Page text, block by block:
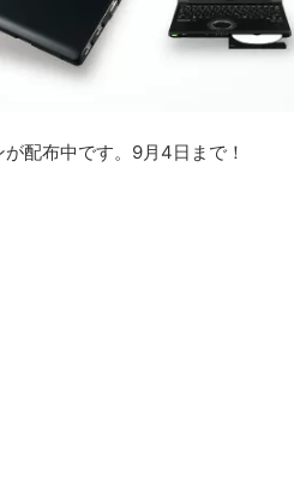
配布中です。9月4日まで！